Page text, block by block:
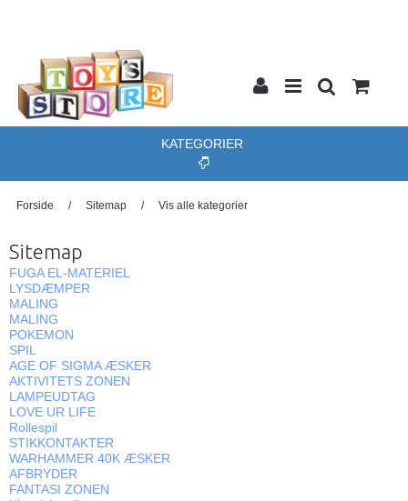
KATEGORIER
Forside / Sitemap / Vis alle kategorier
Sitemap
FUGA EL-MATERIEL
LYSDÆMPER
MALING
MALING
POKEMON
SPIL
AGE OF SIGMA ÆSKER
AKTIVITETS ZONEN
LAMPEUDTAG
LOVE UR LIFE
Rollespil
STIKKONTAKTER
WARHAMMER 40K ÆSKER
AFBRYDER
FANTASI ZONEN